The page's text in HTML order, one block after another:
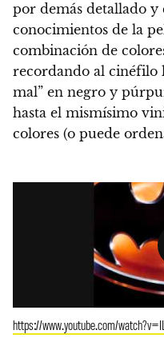
por demás detallado y
conocimientos de la
combinación de
recordando al cinéfilo
mal” en negro y
hasta el mismísimo
colores (o puede
https://www.youtube.com/